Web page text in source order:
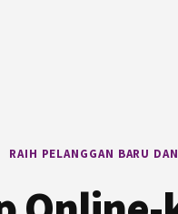
RAIH PELANGGAN BARU